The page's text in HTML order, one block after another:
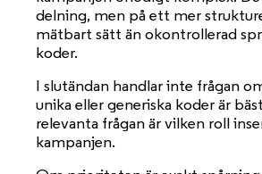
delning, men på ett mer
mätbart sätt än okontrollerad
koder.
I slutändan handlar inte frågan
unika eller generiska koder är
relevanta frågan är vilken roll
kampanjen.